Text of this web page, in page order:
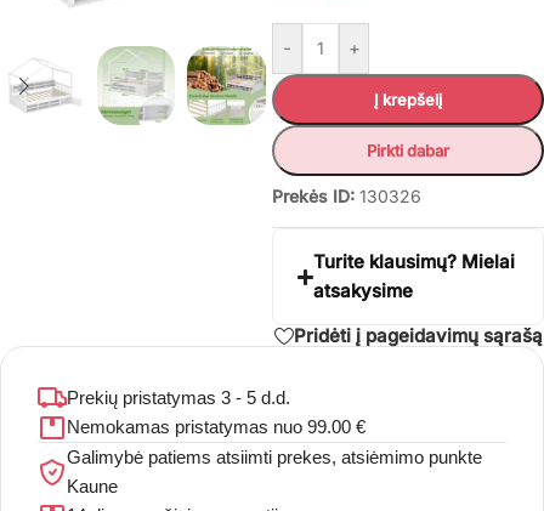
- +
Į krepšelį
Pirkti dabar
Prekės ID: 130326
Turite klausimų? Mielai
atsakysime
Pridėti į pageidavimų sąrašą
Prekių pristatymas 3 - 5 d.d.
Nemokamas pristatymas nuo 99.00 €
Galimybė patiems atsiimti prekes, atsiėmimo punkte
Kaune